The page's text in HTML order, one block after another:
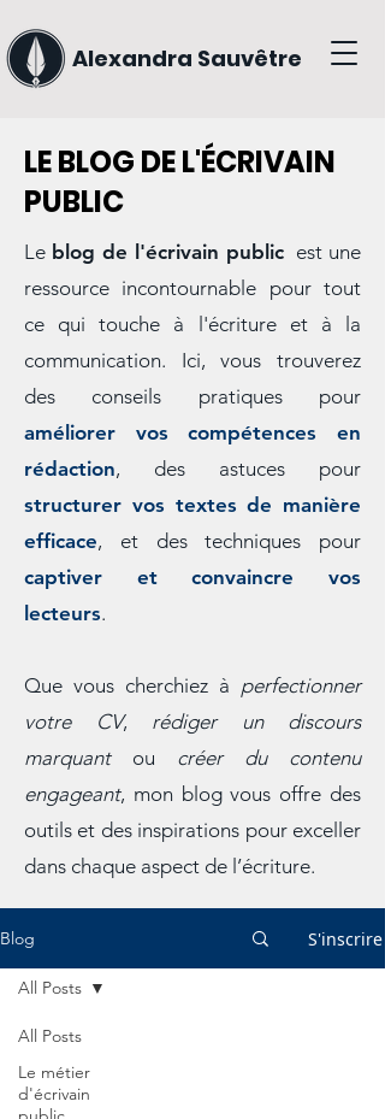
Alexandra Sauvêtre
LE BLOG DE L'ÉCRIVAIN
PUBLIC
Le blog de l'écrivain public est une
ressource incontournable pour tout
ce qui touche à l'écriture et à la
communication. Ici, vous trouverez
des conseils pratiques pour
améliorer vos compétences en
rédaction, des astuces pour
structurer vos textes de manière
efficace, et des techniques pour
captiver et convaincre vos
lecteurs.
Que vous cherchiez à perfectionner
votre CV, rédiger un discours
marquantou créer du contenu
engageant, mon blog vous offre des
outils et des inspirations pour exceller
dans chaque aspect de l’écriture.
Blog S'inscrire
All Posts
Le métier
d'écrivain
All Posts